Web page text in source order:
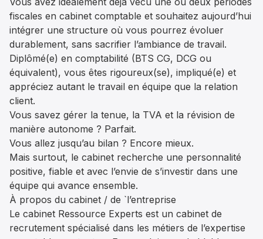
fiscales en cabinet comptable et souhaitez aujourd’hui
intégrer une structure où vous pourrez évoluer
durablement, sans sacrifier l’ambiance de travail.
Diplômé(e) en comptabilité (BTS CG, DCG ou
équivalent), vous êtes rigoureux(se), impliqué(e) et
appréciez autant le travail en équipe que la relation
client.
Vous savez gérer la tenue, la TVA et la révision de
manière autonome ? Parfait.
Vous allez jusqu’au bilan ? Encore mieux.
Mais surtout, le cabinet recherche une personnalité
positive, fiable et avec l’envie de s’investir dans une
équipe qui avance ensemble.
À propos du cabinet / de `l’entreprise
Le cabinet Ressource Experts est un cabinet de
recrutement spécialisé dans les métiers de l’expertise